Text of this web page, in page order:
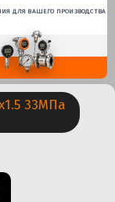
ДЛЯ ВАШЕГО ПРОИЗВОДСТВА
33МПа